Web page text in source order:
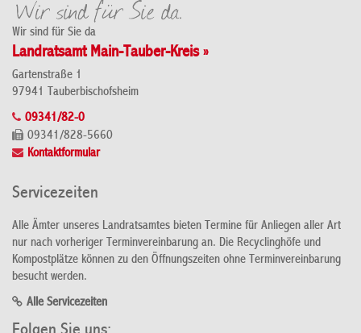
Wir sind für Sie da
Landratsamt Main-Tauber-Kreis »
Gartenstraße 1
97941 Tauberbischofsheim
09341/82-0
09341/828-5660
Kontaktformular
Servicezeiten
Alle Ämter unseres Landratsamtes bieten Termine für Anliegen aller Art
nur nach vorheriger Terminvereinbarung an. Die Recyclinghöfe und
Kompostplätze können zu den Öffnungszeiten ohne Terminvereinbarung
besucht werden.
Alle Servicezeiten